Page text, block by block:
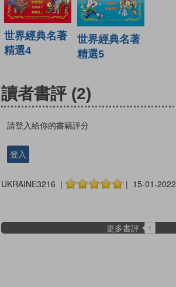
世界經典名著
精選4
世界經典名著
精選5
讀者書評 (2)
請登入給你的書籍評分
登入
UKRAINE3216 | | 15-01-2022
更多書評 1